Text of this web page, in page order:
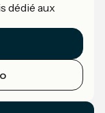
dédié aux